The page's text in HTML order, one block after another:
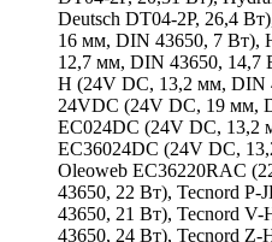
Deutsch DT04-2P, 26,4
16 мм, DIN 43650, 7 Вт),
12,7 мм, DIN 43650, 14,7
H (24V DC, 13,2 мм, DIN
24VDC (24V DC, 19 мм,
EC024DC (24V DC, 13,2
EC36024DC (24V DC,
Oleoweb EC36220RAC
43650, 22 Вт), Tecnord
43650, 21 Вт), Tecnord
43650, 24 Вт), Tecnord